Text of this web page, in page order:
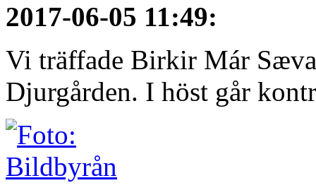
2017-06-05 11:49:
Vi träffade Birkir Már
Djurgården. I höst går